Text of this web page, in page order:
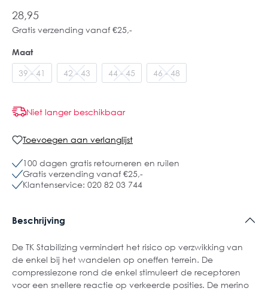
28,95
Gratis verzending vanaf €25,-
Maat
39 - 41 42 - 43 44 - 45 46 - 48
Niet langer beschikbaar
Toevoegen aan verlanglijst
100 dagen gratis retourneren en ruilen
Gratis verzending vanaf €25,-
Klantenservice: 020 82 03 744
Beschrijving
De TK Stabilizing vermindert het risico op verzwikking van
de enkel bij het wandelen op oneffen terrein. De
compressiezone rond de enkel stimuleert de receptoren
voor een snellere reactie op verkeerde posities. De merino